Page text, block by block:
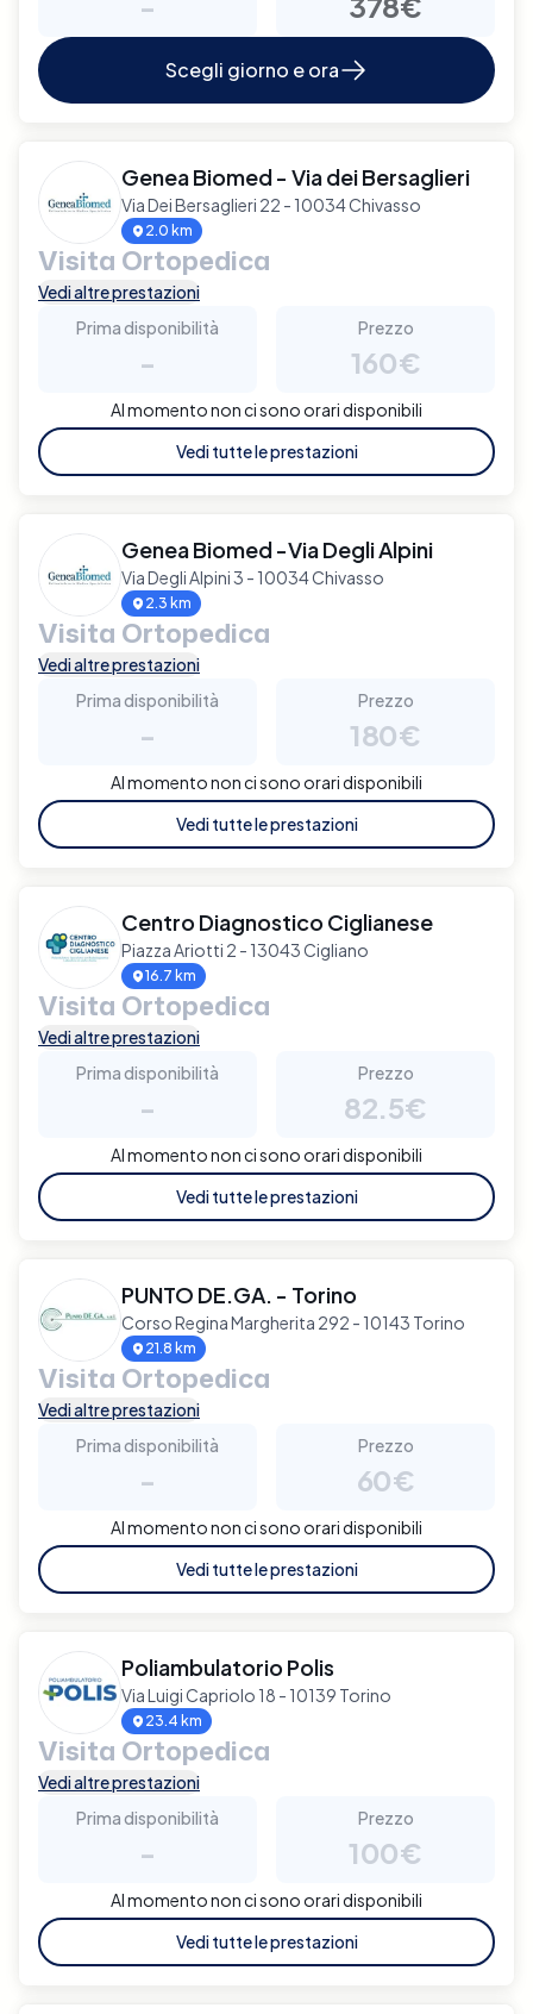
Scegli giorno e ora
Genea Biomed - Via dei Bersaglieri
Via Dei Bersaglieri 22 - 10034 Chivasso
2.0 km
Visita Ortopedica
Vedi altre prestazioni
Prima disponibilità
-
Prezzo
160€
Al momento non ci sono orari disponibili
Vedi tutte le prestazioni
Genea Biomed -Via Degli Alpini
Via Degli Alpini 3 - 10034 Chivasso
2.3 km
Visita Ortopedica
Vedi altre prestazioni
Prima disponibilità
-
Prezzo
180€
Al momento non ci sono orari disponibili
Vedi tutte le prestazioni
Centro Diagnostico Ciglianese
Piazza Ariotti 2 - 13043 Cigliano
16.7 km
Visita Ortopedica
Vedi altre prestazioni
Prima disponibilità
-
Prezzo
82.5€
Al momento non ci sono orari disponibili
Vedi tutte le prestazioni
PUNTO DE.GA. - Torino
Corso Regina Margherita 292 - 10143 Torino
21.8 km
Visita Ortopedica
Vedi altre prestazioni
Prima disponibilità
-
Prezzo
60€
Al momento non ci sono orari disponibili
Vedi tutte le prestazioni
Poliambulatorio Polis
Via Luigi Capriolo 18 - 10139 Torino
23.4 km
Visita Ortopedica
Vedi altre prestazioni
Prima disponibilità
-
Prezzo
100€
Al momento non ci sono orari disponibili
Vedi tutte le prestazioni